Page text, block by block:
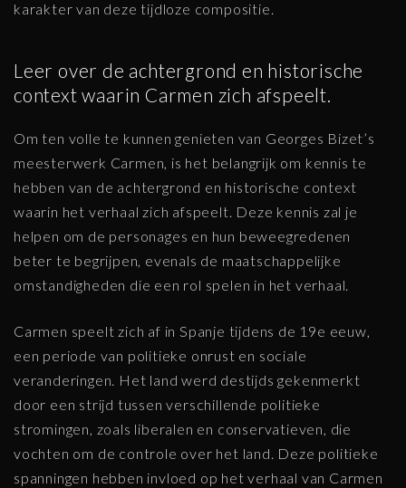
karakter van deze tijdloze compositie.
Leer over de achtergrond en historische
context waarin Carmen zich afspeelt.
Om ten volle te kunnen genieten van Georges Bizet’s
meesterwerk Carmen, is het belangrijk om kennis te
hebben van de achtergrond en historische context
waarin het verhaal zich afspeelt. Deze kennis zal je
helpen om de personages en hun beweegredenen
beter te begrijpen, evenals de maatschappelijke
omstandigheden die een rol spelen in het verhaal.
Carmen speelt zich af in Spanje tijdens de 19e eeuw,
een periode van politieke onrust en sociale
veranderingen. Het land werd destijds gekenmerkt
door een strijd tussen verschillende politieke
stromingen, zoals liberalen en conservatieven, die
vochten om de controle over het land. Deze politieke
spanningen hebben invloed op het verhaal van Carmen